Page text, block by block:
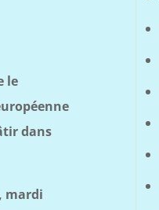
le
dans
mardi